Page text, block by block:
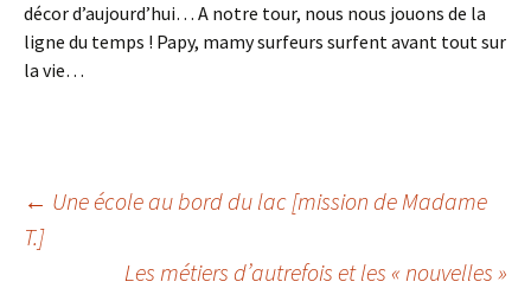
décor d’aujourd’hui… A notre tour, nous nous jouons de la
ligne du temps ! Papy, mamy surfeurs surfent avant tout sur
la vie…
Navigation
← Une école au bord du lac [mission de Madame
T.]
Les métiers d’autrefois et les « nouvelles »